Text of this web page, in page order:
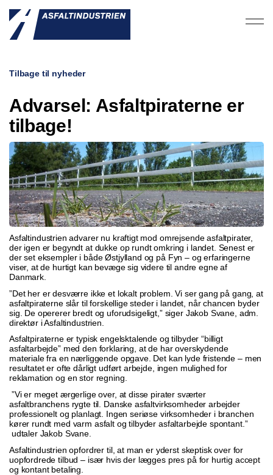
Tilbage til nyheder
Advarsel: Asfaltpiraterne er
tilbage!
Asfaltindustrien advarer nu kraftigt mod omrejsende asfaltpirater,
der igen er begyndt at dukke op rundt omkring i landet. Senest er
der set eksempler i både Østjylland og på Fyn – og erfaringerne
viser, at de hurtigt kan bevæge sig videre til andre egne af
Danmark.
”Det her er desværre ikke et lokalt problem. Vi ser gang på gang, at
asfaltpiraterne slår til forskellige steder i landet, når chancen byder
sig. De opererer bredt og uforudsigeligt,” siger Jakob Svane, adm.
direktør i Asfaltindustrien.
Asfaltpiraterne er typisk engelsktalende og tilbyder “billigt
asfaltarbejde” med den forklaring, at de har overskydende
materiale fra en nærliggende opgave. Det kan lyde fristende – men
resultatet er ofte dårligt udført arbejde, ingen mulighed for
reklamation og en stor regning.
”Vi er meget ærgerlige over, at disse pirater sværter
asfaltbranchens rygte til. Danske asfaltvirksomheder arbejder
professionelt og planlagt. Ingen seriøse virksomheder i branchen
kører rundt med varm asfalt og tilbyder asfaltarbejde spontant.”
udtaler Jakob Svane.
Asfaltindustrien opfordrer til, at man er yderst skeptisk over for
uopfordrede tilbud – især hvis der lægges pres på for hurtig accept
og kontant betaling.